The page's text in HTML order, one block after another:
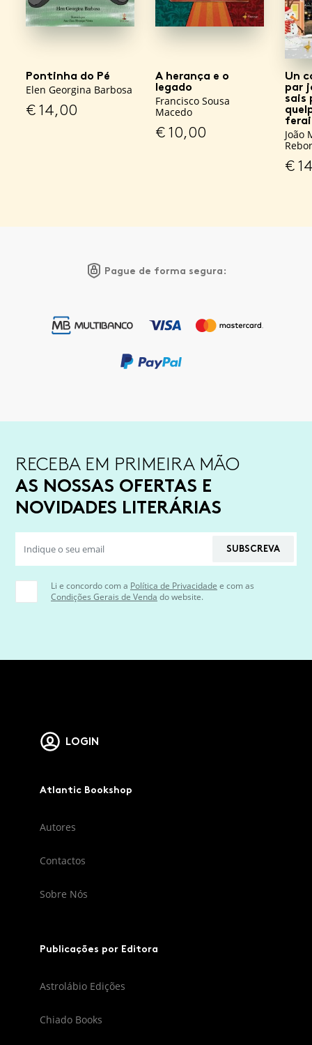
Pontinha do Pé
Elen Georgina Barbosa
€14,00
A herança e o
legado
Francisco Sousa
Macedo
€10,00
Un
par
sais
João
€
Pague de forma segura:
RECEBA EM PRIMEIRA MÃO
AS NOSSAS OFERTAS E
NOVIDADES LITERÁRIAS
SUBSCREVA
Li e concordo com a Política de Privacidade e com as
Condições Gerais de Venda do website.
LOGIN
Atlantic Bookshop
Autores
Contactos
Sobre Nós
Publicações por Editora
Astrolábio Edições
Chiado Books